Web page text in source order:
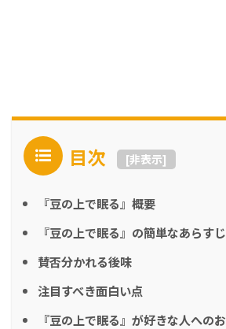
目次 [非表示]
『豆の上で眠る』概要
『豆の上で眠る』の簡単なあらすじ
賛否分かれる後味
注目すべき面白い点
『豆の上で眠る』が好きな人への